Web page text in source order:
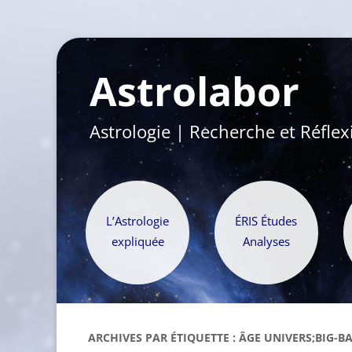
Astrolabor
Astrologie | Recherche et
L’Astrologie
expliquée
ÉRIS Études
Analyses
ARCHIVES PAR ÉTIQUETTE : ÂGE UNIVERS;BIG-